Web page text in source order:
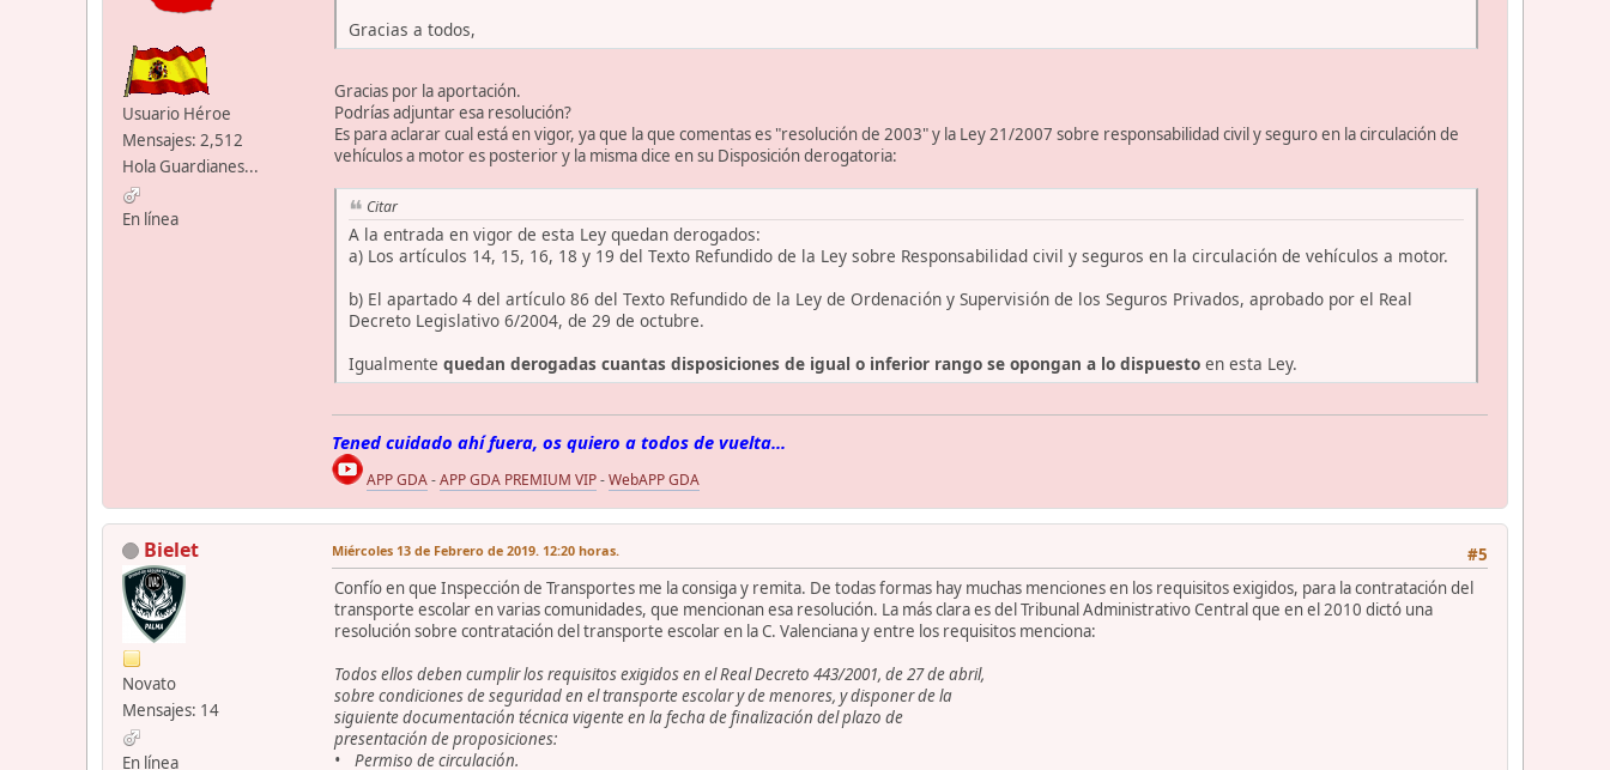
Usuario Héroe
Mensajes: 2,512
Hola Guardianes...
En línea
Gracias a todos,
Gracias por la aportación.
Podrías adjuntar esa resolución?
Es para aclarar cual está en vigor, ya que la que comentas es "resolución de 2003" y la Ley 21/2007 sobre responsabilidad civil y seguro en la circulación de
vehículos a motor es posterior y la misma dice en su Disposición derogatoria:
Citar
A la entrada en vigor de esta Ley quedan derogados:
a) Los artículos 14, 15, 16, 18 y 19 del Texto Refundido de la Ley sobre Responsabilidad civil y seguros en la circulación de vehículos a motor.
b) El apartado 4 del artículo 86 del Texto Refundido de la Ley de Ordenación y Supervisión de los Seguros Privados, aprobado por el Real
Decreto Legislativo 6/2004, de 29 de octubre.
Igualmente quedan derogadas cuantas disposiciones de igual o inferior rango se opongan a lo dispuesto en esta Ley.
Tened cuidado ahí fuera, os quiero a todos de vuelta...
APP GDA-APP GDA PREMIUM VIP-WebAPP GDA
Bielet
Novato
Mensajes: 14
En línea
#5
Miércoles 13 de Febrero de 2019. 12:20 horas.
Confío en que Inspección de Transportes me la consiga y remita. De todas formas hay muchas menciones en los requisitos exigidos, para la contratación del
transporte escolar en varias comunidades, que mencionan esa resolución. La más clara es del Tribunal Administrativo Central que en el 2010 dictó una
resolución sobre contratación del transporte escolar en la C. Valenciana y entre los requisitos menciona:
Todos ellos deben cumplir los requisitos exigidos en el Real Decreto 443/2001, de 27 de abril,
sobre condiciones de seguridad en el transporte escolar y de menores, y disponer de la
siguiente documentación técnica vigente en la fecha de finalización del plazo de
presentación de proposiciones:
• Permiso de circulación.